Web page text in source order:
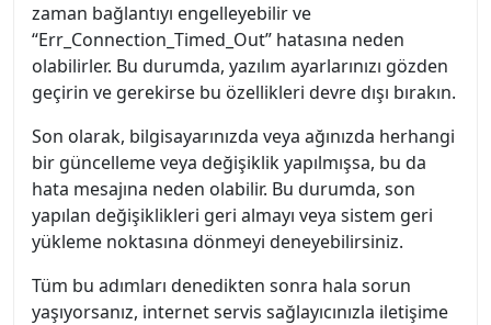
zaman bağlantıyı engelleyebilir ve
“Err_Connection_Timed_Out” hatasına neden
olabilirler. Bu durumda, yazılım ayarlarınızı gözden
geçirin ve gerekirse bu özellikleri devre dışı bırakın.
Son olarak, bilgisayarınızda veya ağınızda herhangi
bir güncelleme veya değişiklik yapılmışsa, bu da
hata mesajına neden olabilir. Bu durumda, son
yapılan değişiklikleri geri almayı veya sistem geri
yükleme noktasına dönmeyi deneyebilirsiniz.
Tüm bu adımları denedikten sonra hala sorun
yaşıyorsanız, internet servis sağlayıcınızla iletişime